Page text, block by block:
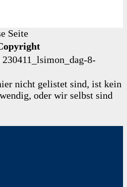
Seite
230411_lsimon_dag-8-
nicht gelistet sind, ist kein
oder wir selbst sind